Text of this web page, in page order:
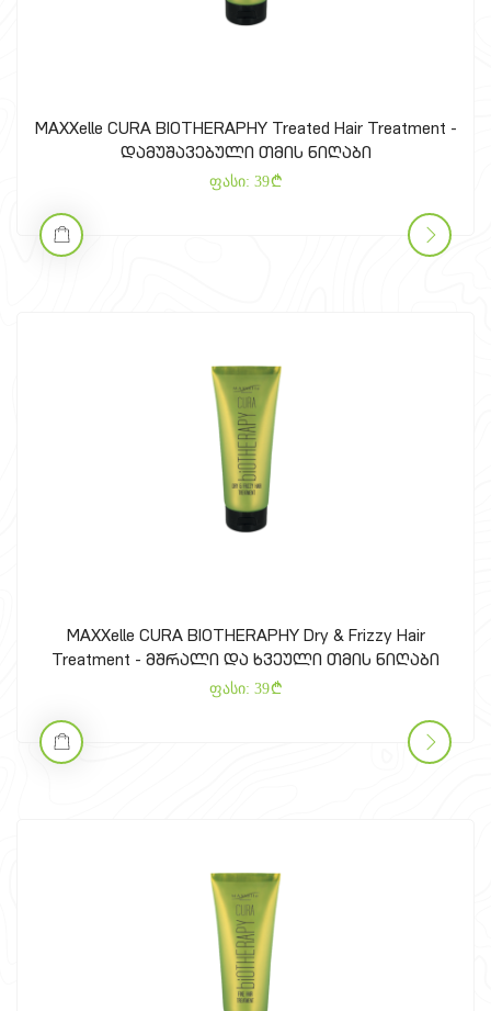
MAXXelle CURA BIOTHERAPHY Treated Hair Treatment -
დამუშავებული თმის ნიღაბი
ფასი: 39
MAXXelle CURA BIOTHERAPHY Dry & Frizzy Hair
Treatment - მშრალი და ხვეული თმის ნიღაბი
ფასი: 39